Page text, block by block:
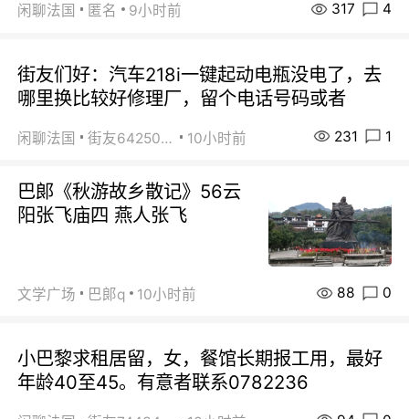
闲聊法国 匿名 9小时前 317 4
街友们好：汽车218i一键起动电瓶没电了，去
哪里换比较好修理厂，留个电话号码或者
闲聊法国 街友64250024 10小时前 231 1
巴郞《秋游故乡散记》56云
阳张飞庙四 燕人张飞
文学广场 巴郞q 10小时前 88 0
小巴黎求租居留，女，餐馆长期报工用，最好
年龄40至45。有意者联系0782236